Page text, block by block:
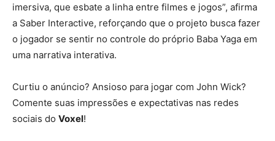
imersiva, que esbate a linha entre filmes e jogos”, afirma
a Saber Interactive, reforçando que o projeto busca fazer
o jogador se sentir no controle do próprio Baba Yaga em
uma narrativa interativa.
Curtiu o anúncio? Ansioso para jogar com John Wick?
Comente suas impressões e expectativas nas redes
sociais do Voxel!